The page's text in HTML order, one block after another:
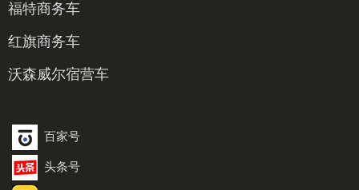
福特商务车
红旗商务车
沃森威尔宿营车
百家号
头条号